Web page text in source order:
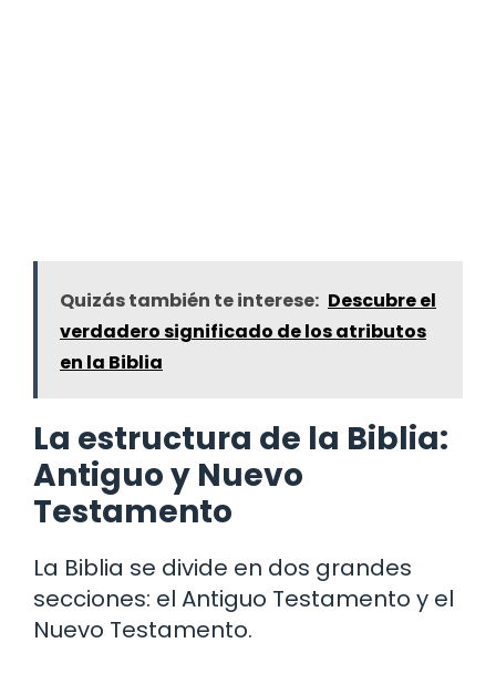
Quizás también te interese: Descubre el
verdadero significado de los atributos
en la Biblia
La estructura de la Biblia:
Antiguo y Nuevo
Testamento
La Biblia se divide en dos grandes
secciones: el Antiguo Testamento y el
Nuevo Testamento.